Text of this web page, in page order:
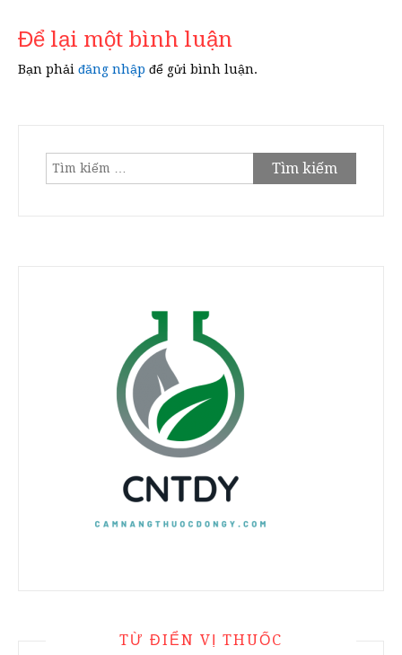
Để lại một bình luận
Bạn phải đăng nhập để gửi bình luận.
Tìm
kiếm
TỪ ĐIỂN VỊ THUỐC